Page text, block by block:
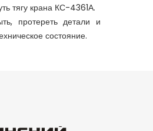
тягу крана КС-4361А.
протереть детали и
состояние.